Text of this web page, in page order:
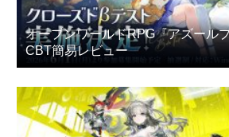
オープンワールドRPG『アズール
CBT簡易レビュー